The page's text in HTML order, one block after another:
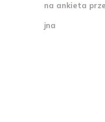
na ankieta
jna